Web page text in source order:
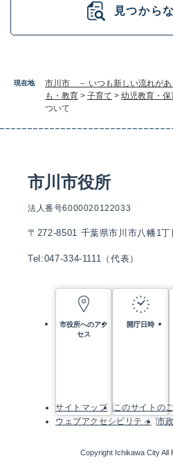
現在地 市川市 － いつも新しい流れがあ
も・教育 > 子育て > 幼児教育・
ついて
見つから
市川市役所
法人番号6000020122033
〒272-8501 千葉県市川市八幡1丁
Tel:047-334-1111（代表）
市役所へのアク
セス
開庁日時
サイトマップ
このサイトの
ウェブアクセシビリティ
市
Copyright Ichikawa City All